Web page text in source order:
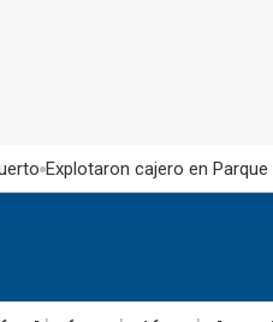
Explotaron cajero en